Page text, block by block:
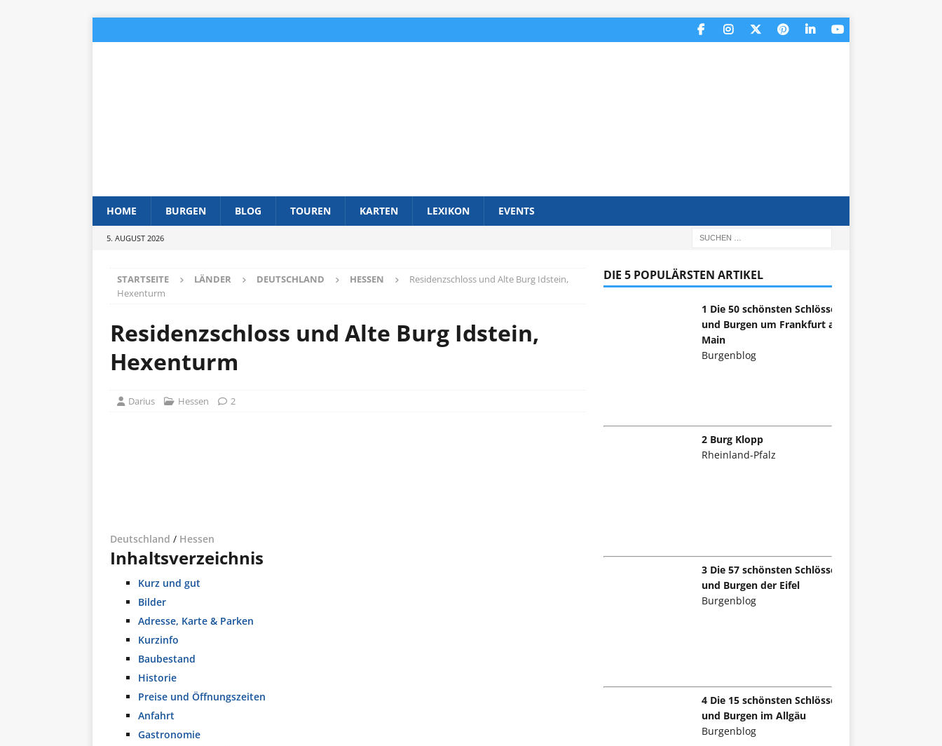
HOME BURGEN BLOG TOUREN KARTEN LEXIKON EVENTS
5. AUGUST 2026
STARTSEITE LÄNDER DEUTSCHLAND HESSEN
Residenzschloss und Alte Burg Idstein,
Hexenturm
Residenzschloss und Alte Burg Idstein,
Hexenturm
Darius Hessen 2
Deutschland / Hessen
Inhaltsverzeichnis
Kurz und gut
Bilder
Adresse, Karte & Parken
Kurzinfo
Baubestand
Historie
Preise und Öffnungszeiten
Anfahrt
Gastronomie
DIE 5 POPULÄRSTEN ARTIKEL
1 Die 50 schönsten Schlösser
und Burgen um Frankfurt am
Main
Burgenblog
2 Burg Klopp
Rheinland-Pfalz
3 Die 57 schönsten Schlösser
und Burgen der Eifel
Burgenblog
4 Die 15 schönsten Schlösser
und Burgen im Allgäu
Burgenblog